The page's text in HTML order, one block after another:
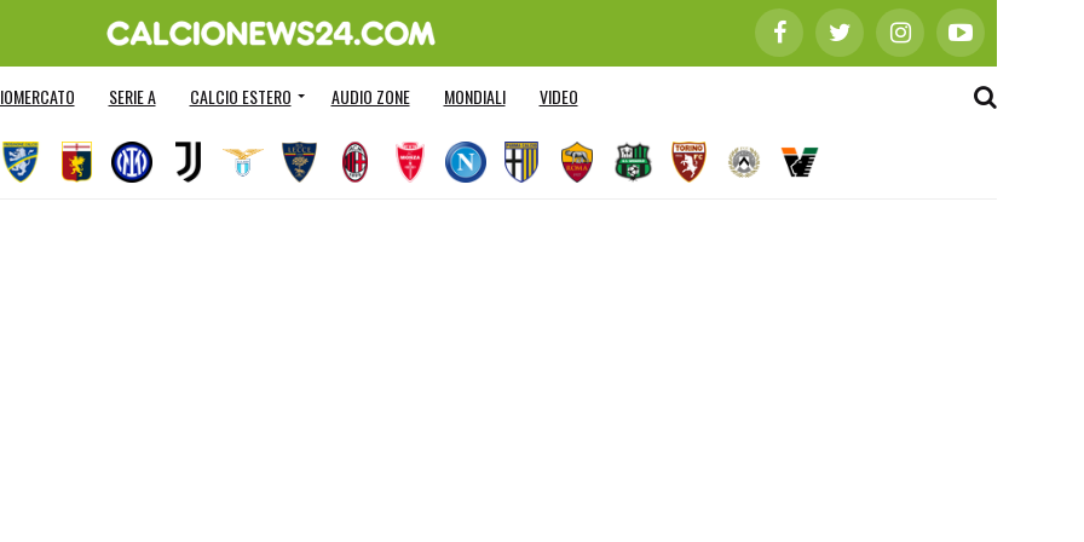
SERIE A CALCIO ESTERO AUDIO ZONE MONDIALI VIDEO